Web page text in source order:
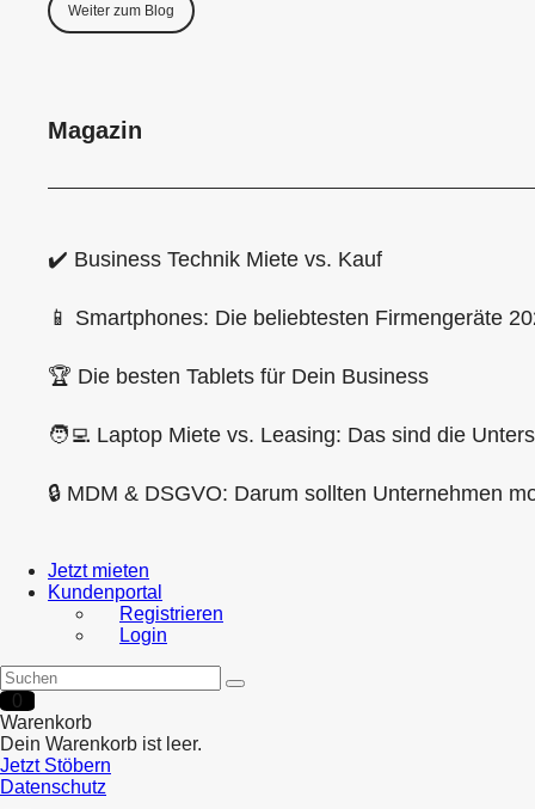
Weiter zum Blog
Magazin
✔️ Business Technik Miete vs. Kauf
📱 Smartphones: Die beliebtesten Firmengeräte
🏆 Die besten Tablets für Dein Business
🧑‍💻 Laptop Miete vs. Leasing: Das sind die
🔒 MDM & DSGVO: Darum sollten Unternehmen
Jetzt mieten
Kundenportal
Registrieren
Login
0
Warenkorb
Dein Warenkorb ist leer.
Jetzt Stöbern
Datenschutz